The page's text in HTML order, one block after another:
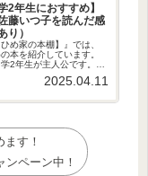
2年生におすすめ】
藤いつ子を読んだ感
り）
め家の本棚】』では、
本を紹介しています。
2年生が主人公です。ギ
大人にもおすすめの小
2025.04.11
す！
ペーン中！